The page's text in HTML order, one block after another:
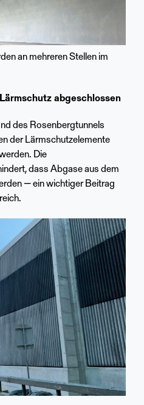
an mehreren Stellen im
abgeschlossen
des Rosenbergtunnels
der Lärmschutzelemente
Die
dass Abgase aus dem
— ein wichtiger Beitrag